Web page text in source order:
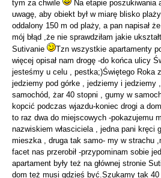
tym za chwile
Na etapie poszukiwania
uwagę, aby obiekt był w miarę blisko
oddalony 150 m od plaży, a pan napisał
mój błąd ,że nie sprawdziłam jakie
Sutivanie
Tzn wszystkie apartamenty
więcej opisał nam drogę -do końca ulicy
jesteśmy u celu , pestka;)Świętego Roka
jedziemy pod górke , jedziemy i jedziemy
samochód, żar 40 stopni , gumy w
kopcić podczas wjazdu-koniec drogi a
to raz dwa do miejscowych -pokazujemu
nazwiskiem własciciela , jedna pani kręci
mieszka , druga tak samo- my w strachu
facet nas przerobił -przypominam sobie
apartament były też na głównej stronie
dom też musi gdzieś być.Szukamy tak